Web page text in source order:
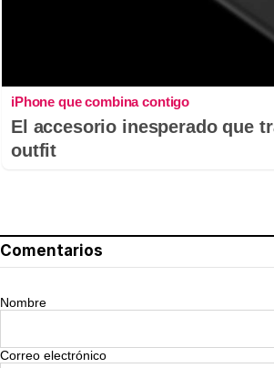
iPhone que combina contigo
El accesorio inesperado que
outfit
Comentarios
Nombre
Correo electrónico